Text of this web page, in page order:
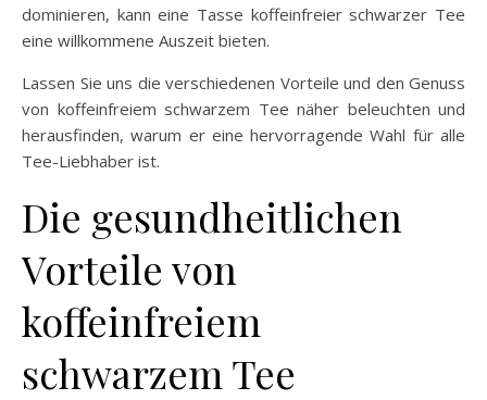
dominieren, kann eine Tasse koffeinfreier schwarzer Tee
eine willkommene Auszeit bieten.
Lassen Sie uns die verschiedenen Vorteile und den Genuss
von koffeinfreiem schwarzem Tee näher beleuchten und
herausfinden, warum er eine hervorragende Wahl für alle
Tee-Liebhaber ist.
Die gesundheitlichen
Vorteile von
koffeinfreiem
schwarzem Tee